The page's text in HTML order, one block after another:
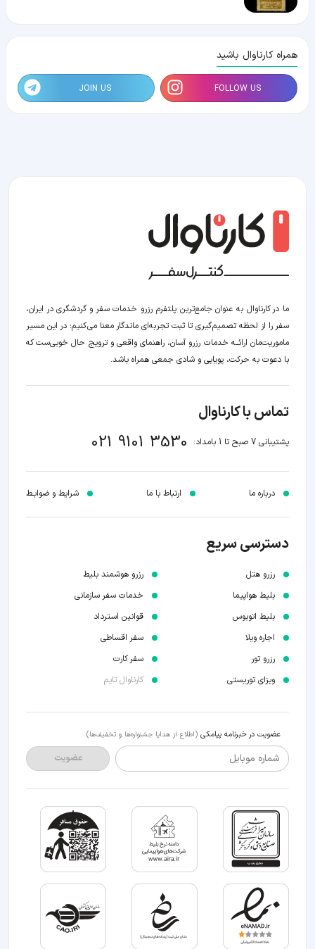
همراه کارناوال باشید
FOLLOW US
JOIN US
ما در کارناوال به عنوان جامع‌ترین پلتفرم رزرو خدمات سفر و گردشگری در ایران،
سفر را از لحظه‌ تصمیم‌گیری تا ثبت تجربه‌ای ماندگار معنا می‌کنیم؛ در این مسیر‍
ماموریت‌مان اراﺋــﻪ خدمات رزرو آسان، راهنمای واقعی و ترویج حال خوبی‌ست که
با دعوت به حرکت، پویایی و شادی جمعی همراه باشد.
تماس با کارناوال
پشتیبانی 7 صبح تا 1 بامداد: 021 9101 3530
درباره ما ارتباط با ما شرایط و ضوابـط
دسترسی سریع
رزرو هتل
بلیط هواپیما
بلیط اتوبوس
اجاره ویلا
رزرو تور
ویزای توریستی
رزرو هوشمند بلیط
خدمات سفر سازمانی
قوانین استرداد
سفر اقساطی
سفر کارت
کارناوال تایم
عضویت در خبرنامه پیامکی (اطلاع از هدایا جشنواره‌ها و تخفیف‌ها)
شماره موبایل عضویت